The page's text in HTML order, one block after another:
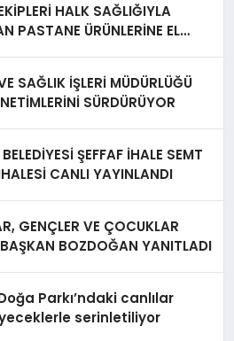
HALK SAĞLIĞIYLA
PASTANE ÜRÜNLERİNE EL
SAĞLIK İŞLERİ MÜDÜRLÜĞÜ
SÜRDÜRÜYOR
ŞEFFAF İHALE SEMT
CANLI YAYINLANDI
GENÇLER VE ÇOCUKLAR
BOZDOĞAN YANITLADI
Parkı’ndaki canlılar
serinletiliyor